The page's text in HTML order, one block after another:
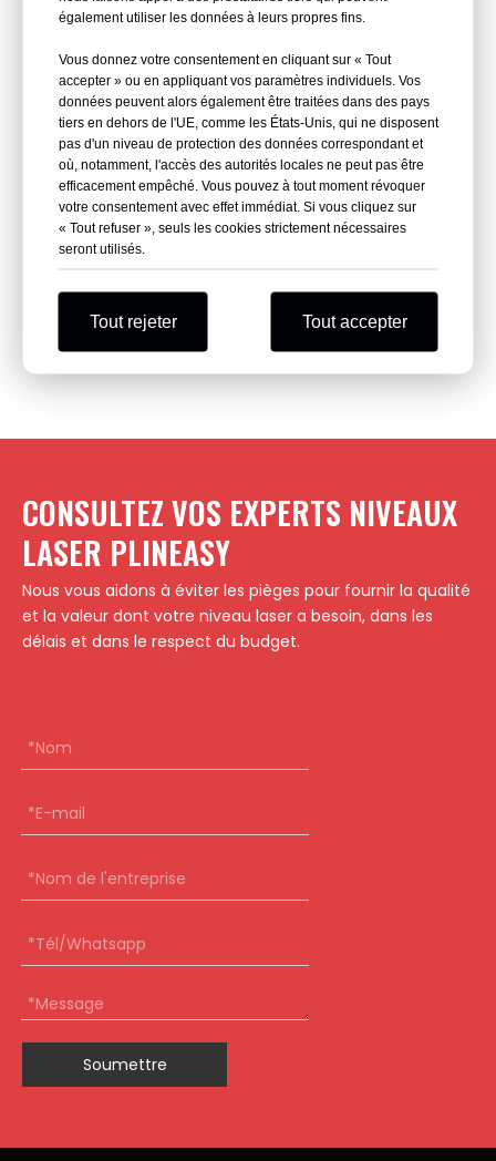
WhatsApp
Wechat
CONSULTEZ VOS EXPERTS NIVEAUX
LASER PLINEASY
Nous vous aidons à éviter les pièges pour fournir la qualité
et la valeur dont votre niveau laser a besoin, dans les
délais et dans le respect du budget.
Soumettre
également utiliser les données à leurs propres fins.
Vous donnez votre consentement en cliquant sur « Tout
accepter » ou en appliquant vos paramètres individuels. Vos
données peuvent alors également être traitées dans des pays
tiers en dehors de l'UE, comme les États-Unis, qui ne disposent
pas d'un niveau de protection des données correspondant et
où, notamment, l'accès des autorités locales ne peut pas être
efficacement empêché. Vous pouvez à tout moment révoquer
votre consentement avec effet immédiat. Si vous cliquez sur
« Tout refuser », seuls les cookies strictement nécessaires
seront utilisés.
Tout rejeter Tout accepter